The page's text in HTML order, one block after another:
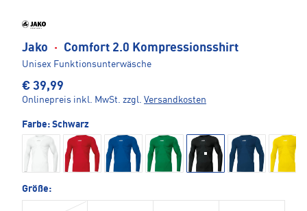
Jako · Comfort 2.0 Kompressionsshirt
Unisex Funktionsunterwäsche
€ 39,99
Onlinepreis inkl. MwSt. zzgl. Versandkosten
Farbe: Schwarz
Größe: